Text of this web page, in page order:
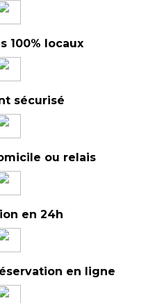
100% locaux
sécurisé
ou relais
en 24h
en ligne